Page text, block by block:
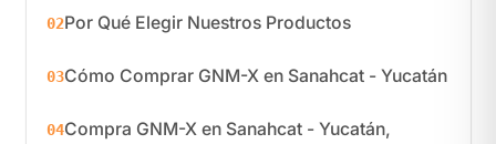
02Por Qué Elegir Nuestros Productos
03Cómo Comprar GNM-X en Sanahcat - Yucatán
04Compra GNM-X en Sanahcat - Yucatán,